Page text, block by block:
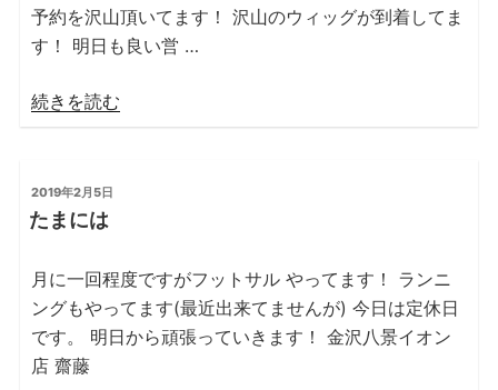
予約を沢山頂いてます！ 沢山のウィッグが到着してま
す！ 明日も良い営 …
“明
日
火
曜
の
続きを読む
投
稿
日:
2019年2月5日
たまには
月に一回程度ですがフットサル やってます！ ランニ
ングもやってます(最近出来てませんが) 今日は定休日
です。 明日から頑張っていきます！ 金沢八景イオン
店 齋藤